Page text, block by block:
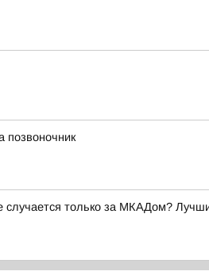
позвоночник
только за МКАДом?